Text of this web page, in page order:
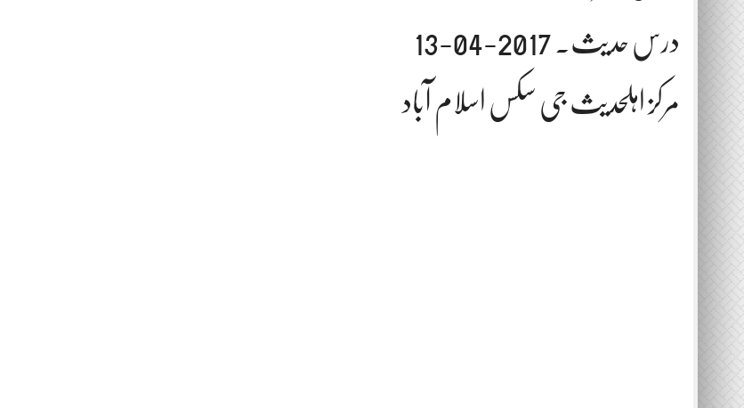
درس حدیث. 2017-04-13
مرکز اہلحدیث جی سکس اسلام آباد